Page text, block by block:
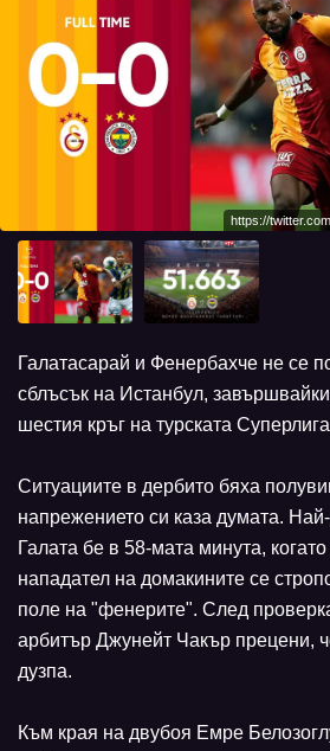
https://
Галатасарай и Фенербахче не се
сблъсък на Истанбул,
шестия кръг на турската
Ситуациите в дербито бяха
напрежението си каза думата.
Галата бе в 58-мата минута,
нападател на домакините се
поле на "фенерите". След
арбитър Джунейт Чакър прецени,
дузпа.
Към края на двубоя Емре